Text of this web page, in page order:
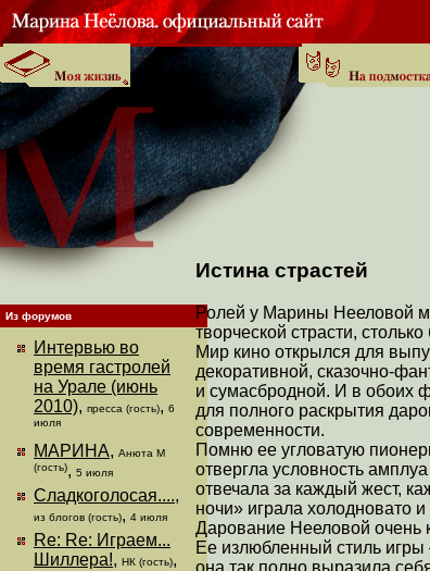
Из форумов
Интервью во
время гастролей
на Урале (июнь
2010), пресса (гость), 6
июля
МАРИНА, Анюта М
(гость), 5 июля
Сладкоголосая....,
из блогов (гость), 4 июля
Re: Re: Играем...
Шиллера!, НК (гость),
Истина страстей
Ролей у Марины Нееловой
творческой страсти,
Мир кино открылся для
декоративной, сказочно-
и сумасбродной. И в обоих
для полного раскрытия
современности.
Помню ее угловатую
отвергла условность
отвечала за каждый жест,
ночи» играла холодновато
Дарование Нееловой очень
Ее излюбленный стиль игры
она так полно выразила